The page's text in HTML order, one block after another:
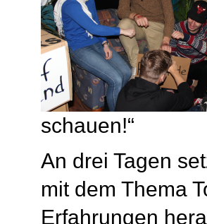
schauen!“
An drei Tagen
mit dem Thema
Erfahrungen